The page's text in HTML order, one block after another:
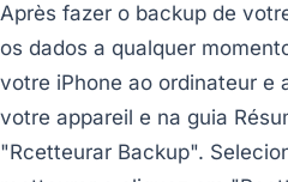
Après fazer o backup de
os dados a qualquer
votre iPhone ao ordinateur e
votre appareil e na guia
"Rcetteurar Backup".